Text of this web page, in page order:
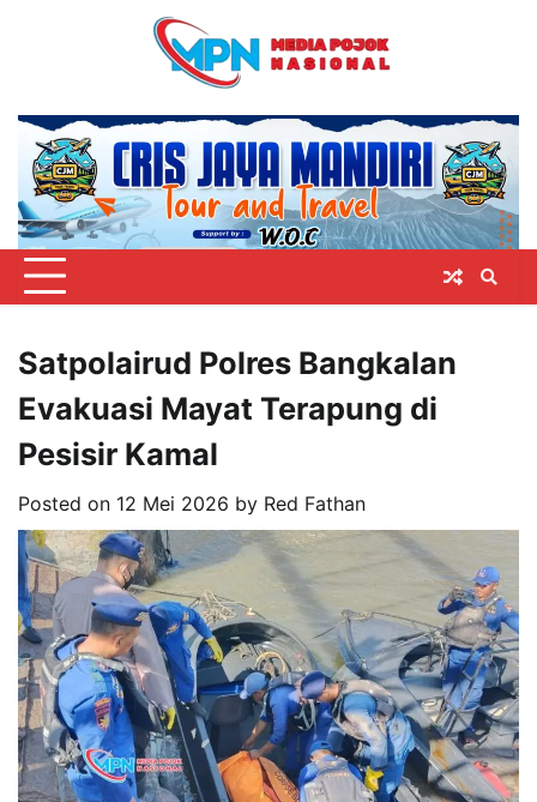
Satpolairud Polres Bangkalan
Evakuasi Mayat Terapung di
Pesisir Kamal
Posted on 12 Mei 2026 by Red Fathan